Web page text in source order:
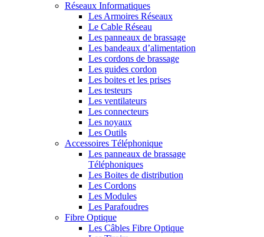
Réseaux Informatiques
Les Armoires Réseaux
Le Cable Réseau
Les panneaux de brassage
Les bandeaux d’alimentation
Les cordons de brassage
Les guides cordon
Les boites et les prises
Les testeurs
Les ventilateurs
Les connecteurs
Les noyaux
Les Outils
Accessoires Téléphonique
Les panneaux de brassage
Téléphoniques
Les Boites de distribution
Les Cordons
Les Modules
Les Parafoudres
Fibre Optique
Les Câbles Fibre Optique